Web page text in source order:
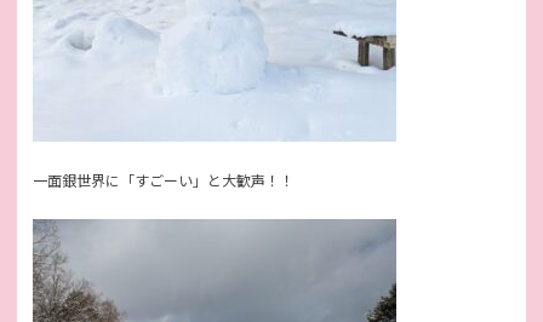
一面銀世界に「すごーい」と大歓声！！